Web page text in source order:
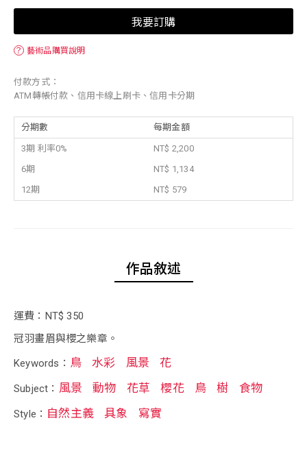
我要訂購
？ 藝術品購買說明
付款方式：
ATM轉帳付款、信用卡線上刷卡、信用卡分期
分期數 每期金額
3期 利率0%
NT$ 2,200
6期
NT$ 1,134
12期
NT$ 579
作品敘述
運費：NT$ 350
冠羽畫眉與櫻之樂章。
Keywords： 鳥 水彩 風景 花
Subject： 風景 動物 花草 櫻花 鳥 樹 食物
Style： 自然主義 具象 寫實